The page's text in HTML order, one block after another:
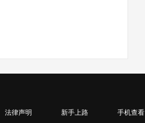
法律声明 新手上路 手机查看